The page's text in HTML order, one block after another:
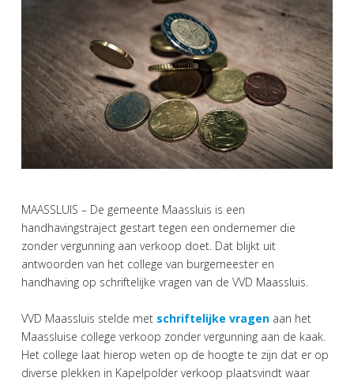
MAASSLUIS – De gemeente Maassluis is een
handhavingstraject gestart tegen een ondernemer die
zonder vergunning aan verkoop doet. Dat blijkt uit
antwoorden van het college van burgemeester en
handhaving op schriftelijke vragen van de VVD Maassluis.
VVD Maassluis stelde met schriftelijke vragen aan het
Maassluise college verkoop zonder vergunning aan de kaak.
Het college laat hierop weten op de hoogte te zijn dat er op
diverse plekken in Kapelpolder verkoop plaatsvindt waar